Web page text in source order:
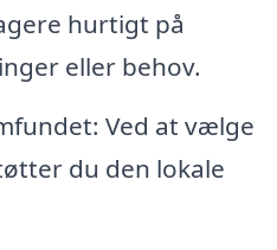
hurtigt på
eller behov.
Ved at vælge
du den lokale